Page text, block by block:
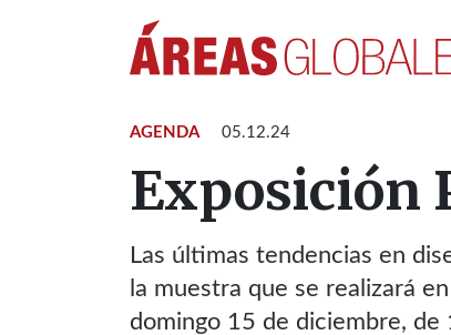
AGENDA 05.12.24
Exposición
Las últimas tendencias en
la muestra que se realizará
domingo 15 de diciembre,